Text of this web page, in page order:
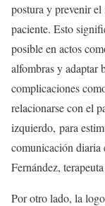
postura y prevenir
paciente. Esto
posible en actos
alfombras y adaptar
complicaciones
relacionarse con el
izquierdo, para
comunicación diaria
Fernández,
Por otro lado, la